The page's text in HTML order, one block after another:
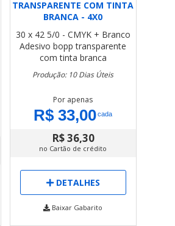
TRANSPARENTE COM TINTA
BRANCA - 4X0
30 x 42 5/0 - CMYK + Branco
Adesivo bopp transparente
com tinta branca
Produção: 10 Dias Úteis
Por apenas
R$ 33,00cada
R$ 36,30
no Cartão de crédito
DETALHES
Baixar Gabarito